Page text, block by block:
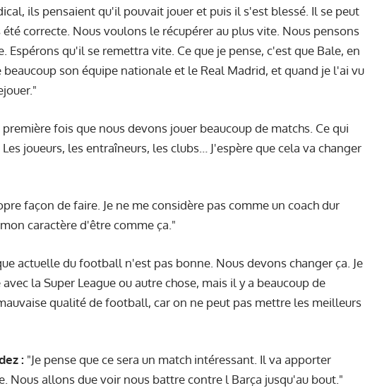
ils pensaient qu'il pouvait jouer et puis il s'est blessé. Il se peut
correcte. Nous voulons le récupérer au plus vite. Nous pensons
Espérons qu'il se remettra vite. Ce que je pense, c'est que Bale, en
son équipe nationale et le Real Madrid, et quand je l'ai vu
fois que nous devons jouer beaucoup de matchs. Ce qui
joueurs, les entraîneurs, les clubs… J'espère que cela va changer
façon de faire. Je ne me considère pas comme un coach dur
caractère d'être comme ça."
actuelle du football n'est pas bonne. Nous devons changer ça. Je
la Super League ou autre chose, mais il y a beaucoup de
qualité de football, car on ne peut pas mettre les meilleurs
: "Je pense que ce sera un match intéressant. Il va apporter
Nous allons due voir nous battre contre l Barça jusqu'au bout."